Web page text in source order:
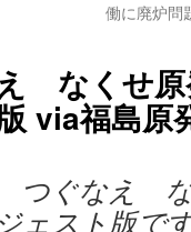
働に廃炉問
なくせ
via福島原
つぐなえ
ェスト版で